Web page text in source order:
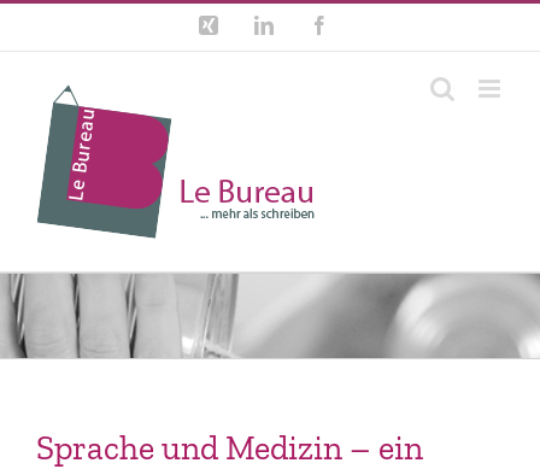
Zum
springen
Xing LinkedIn
Sprache und Medizin – ein